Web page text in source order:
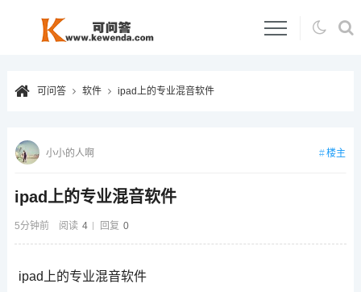
可问答 软件 ipad上的专业混音软件
ipad上的专业混音软件
5分钟前 阅读 4 回复 0
小小的人啊 楼主
ipad上的专业混音软件